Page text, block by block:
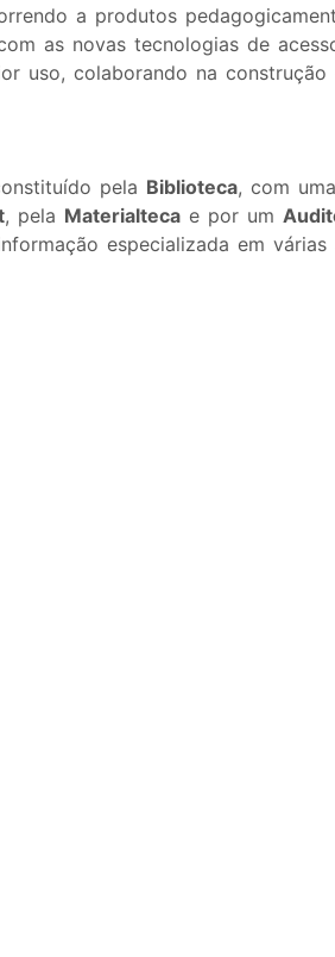
a produtos
as novas tecnologias de
uso, colaborando na
pela Biblioteca, com uma
, pela Materialtecae por um
especializada em várias